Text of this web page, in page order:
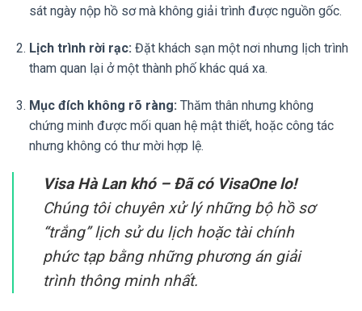
sát ngày nộp hồ sơ mà không giải trình được nguồn gốc.
Lịch trình rời rạc: Đặt khách sạn một nơi nhưng lịch trình
tham quan lại ở một thành phố khác quá xa.
Mục đích không rõ ràng: Thăm thân nhưng không
chứng minh được mối quan hệ mật thiết, hoặc công tác
nhưng không có thư mời hợp lệ.
Visa Hà Lan khó – Đã có VisaOne lo!
Chúng tôi chuyên xử lý những bộ hồ sơ
“trắng” lịch sử du lịch hoặc tài chính
phức tạp bằng những phương án giải
trình thông minh nhất.